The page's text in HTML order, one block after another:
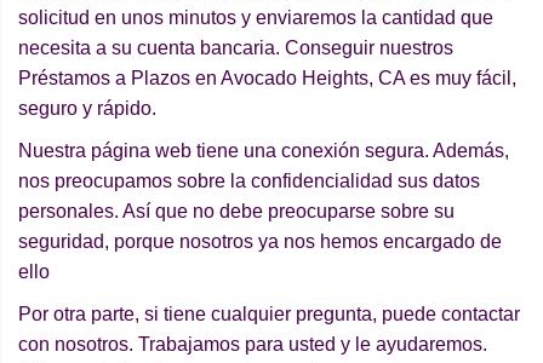
solicitud en unos minutos y enviaremos la cantidad que
necesita a su cuenta bancaria. Conseguir nuestros
Préstamos a Plazos en Avocado Heights, CA es muy fácil,
seguro y rápido.
Nuestra página web tiene una conexión segura. Además,
nos preocupamos sobre la confidencialidad sus datos
personales. Así que no debe preocuparse sobre su
seguridad, porque nosotros ya nos hemos encargado de
ello
Por otra parte, si tiene cualquier pregunta, puede contactar
con nosotros. Trabajamos para usted y le ayudaremos.